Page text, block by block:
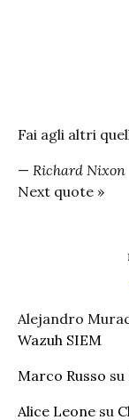
Fai agli altri
— Richard Nixon
Next quote »
Alejandro
Wazuh SIEM
Marco Russo su
Alice Leone su